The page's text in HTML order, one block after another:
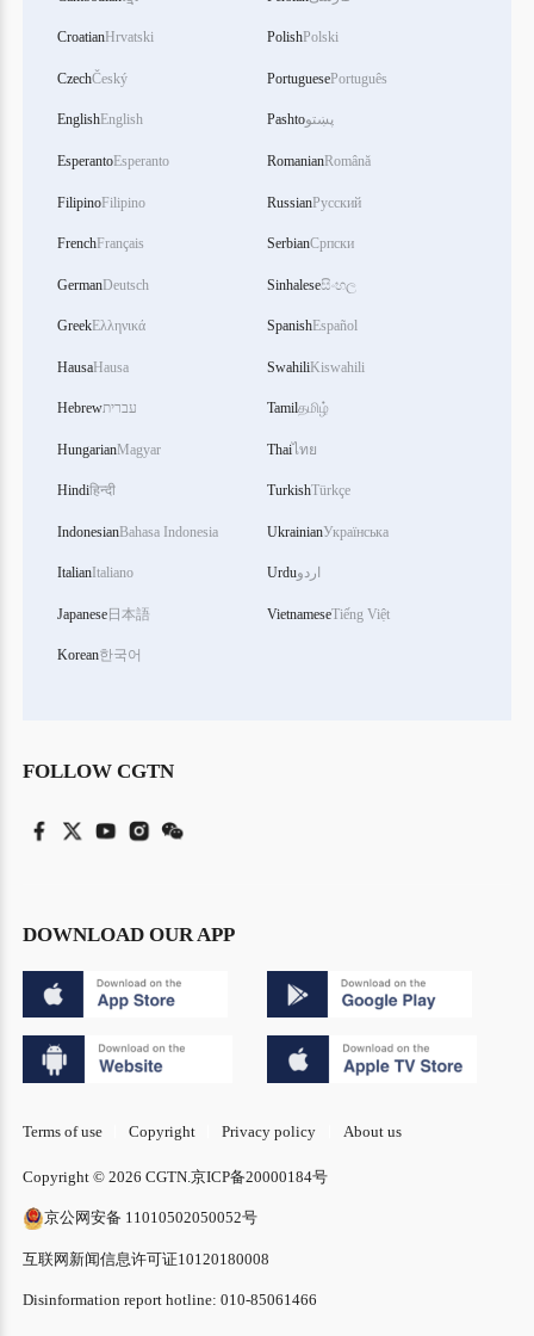
CroatianHrvatski
CzechČeský
EnglishEnglish
EsperantoEsperanto
FilipinoFilipino
FrenchFrançais
GermanDeutsch
GreekΕλληνικά
HausaHausa
Hebrewעברית
HungarianMagyar
Hindiहिन्दी
IndonesianBahasa Indonesia
ItalianItaliano
Japanese日本語
Korean한국어
PolishPolski
PortuguesePortuguês
Pashtoپښتو
RomanianRomână
RussianРусский
SerbianСрпски
Sinhaleseසිංහල
SpanishEspañol
SwahiliKiswahili
Tamilதமிழ்
Thaiไทย
TurkishTürkçe
UkrainianУкраїнська
Urduاردو
VietnameseTiếng Việt
FOLLOW CGTN
DOWNLOAD OUR APP
Terms of use Copyright Privacy policy About us
Copyright © 2026 CGTN. 京ICP备20000184号
京公网安备 11010502050052号
互联网新闻信息许可证10120180008
Disinformation report hotline: 010-85061466